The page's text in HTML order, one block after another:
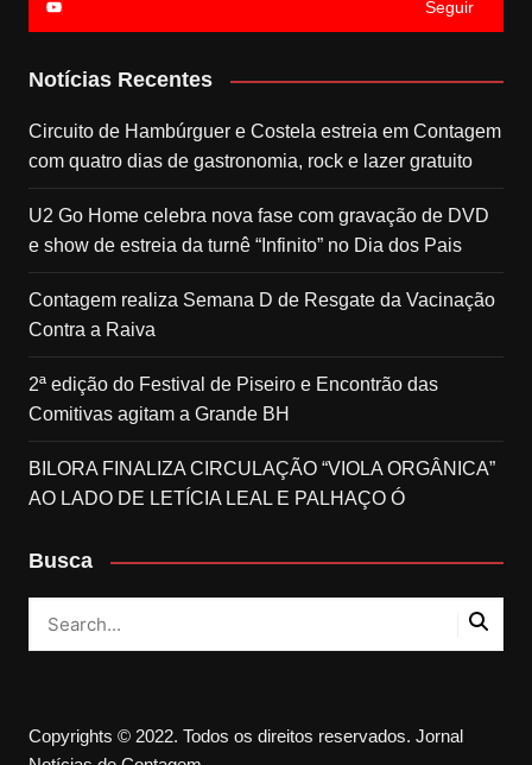
Seguir
Notícias Recentes
Circuito de Hambúrguer e Costela estreia em Contagem
com quatro dias de gastronomia, rock e lazer gratuito
U2 Go Home celebra nova fase com gravação de DVD
e show de estreia da turnê “Infinito” no Dia dos Pais
Contagem realiza Semana D de Resgate da Vacinação
Contra a Raiva
2ª edição do Festival de Piseiro e Encontrão das
Comitivas agitam a Grande BH
BILORA FINALIZA CIRCULAÇÃO “VIOLA ORGÂNICA”
AO LADO DE LETÍCIA LEAL E PALHAÇO Ó
Busca
Copyrights © 2022. Todos os direitos reservados. Jornal